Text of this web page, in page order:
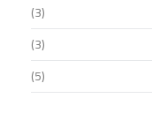
(3)
(3)
(5)